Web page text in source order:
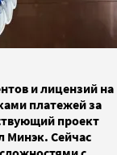
и лицензий на
платежей за
проект
Минэк. Сейчас